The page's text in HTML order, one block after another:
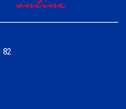
82